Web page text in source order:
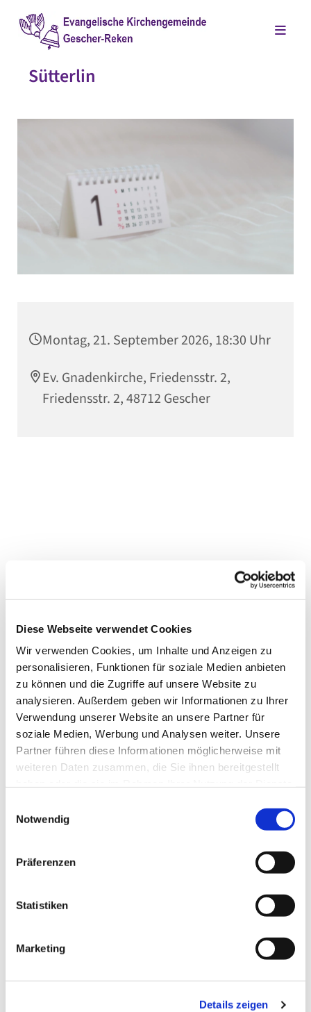
Diese Webseite verwendet Cookies
Wir verwenden Cookies, um Inhalte und Anzeigen zu
personalisieren, Funktionen für soziale Medien anbieten
zu können und die Zugriffe auf unsere Website zu
analysieren. Außerdem geben wir Informationen zu Ihrer
Verwendung unserer Website an unsere Partner für
soziale Medien, Werbung und Analysen weiter. Unsere
Partner führen diese Informationen möglicherweise mit
weiteren Daten zusammen, die Sie ihnen bereitgestellt
Notwendig
Präferenzen
Statistiken
Marketing
Details zeigen
Sütterlin
Montag, 21. September 2026, 18:30 Uhr
Ev. Gnadenkirche, Friedensstr. 2,
Friedensstr. 2, 48712 Gescher
Dies könnte Sie auch
interessieren